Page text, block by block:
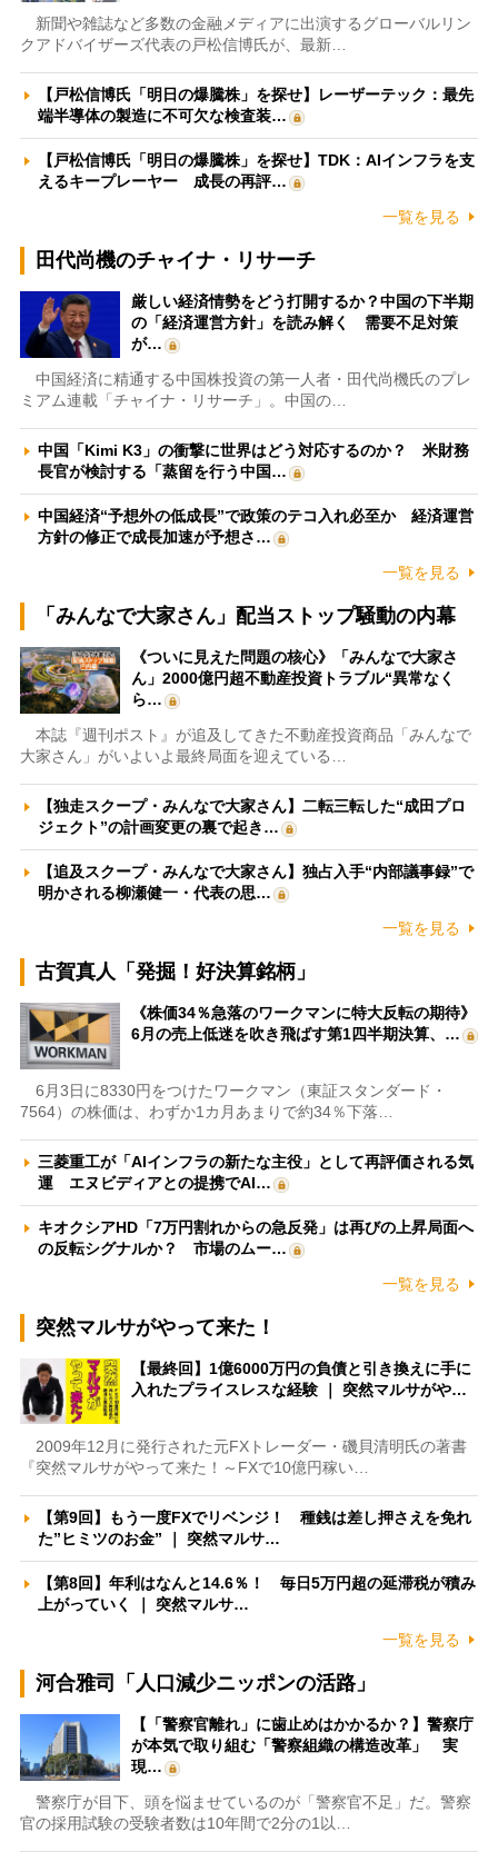
新聞や雑誌など多数の金融メディアに出演するグローバルリン
クアドバイザーズ代表の戸松信博氏が、最新…
【戸松信博氏「明日の爆騰株」を探せ】レーザーテック：最先
端半導体の製造に不可欠な検査装…
【戸松信博氏「明日の爆騰株」を探せ】TDK：AIインフラを支
えるキープレーヤー 成長の再評…
一覧を見る
田代尚機のチャイナ・リサーチ
厳しい経済情勢をどう打開するか？中国の下半期
の「経済運営方針」を読み解く 需要不足対策
が…
中国経済に精通する中国株投資の第一人者・田代尚機氏のプレ
ミアム連載「チャイナ・リサーチ」。中国の…
中国「Kimi K3」の衝撃に世界はどう対応するのか？ 米財務
長官が検討する「蒸留を行う中国…
中国経済“予想外の低成長”で政策のテコ入れ必至か 経済運営
方針の修正で成長加速が予想さ…
一覧を見る
「みんなで大家さん」配当ストップ騒動の内幕
《ついに見えた問題の核心》「みんなで大家さ
ん」2000億円超不動産投資トラブル“異常なく
ら…
本誌『週刊ポスト』が追及してきた不動産投資商品「みんなで
大家さん」がいよいよ最終局面を迎えている…
【独走スクープ・みんなで大家さん】二転三転した“成田プロ
ジェクト”の計画変更の裏で起き…
【追及スクープ・みんなで大家さん】独占入手“内部議事録”で
明かされる柳瀬健一・代表の思…
一覧を見る
古賀真人「発掘！好決算銘柄」
《株価34％急落のワークマンに特大反転の期待》
6月の売上低迷を吹き飛ばす第1四半期決算、…
6月3日に8330円をつけたワークマン（東証スタンダード・
7564）の株価は、わずか1カ月あまりで約34％下落…
三菱重工が「AIインフラの新たな主役」として再評価される気
運 エヌビディアとの提携でAI…
キオクシアHD「7万円割れからの急反発」は再びの上昇局面へ
の反転シグナルか？ 市場のムー…
一覧を見る
突然マルサがやって来た！
【最終回】1億6000万円の負債と引き換えに手に
入れたプライスレスな経験 ｜ 突然マルサがや…
2009年12月に発行された元FXトレーダー・磯貝清明氏の著書
『突然マルサがやって来た！～FXで10億円稼い…
【第9回】もう一度FXでリベンジ！ 種銭は差し押さえを免れ
た”ヒミツのお金” ｜ 突然マルサ…
【第8回】年利はなんと14.6％！ 毎日5万円超の延滞税が積み
上がっていく ｜ 突然マルサ…
一覧を見る
河合雅司「人口減少ニッポンの活路」
【「警察官離れ」に歯止めはかかるか？】警察庁
が本気で取り組む「警察組織の構造改革」 実
現…
警察庁が目下、頭を悩ませているのが「警察官不足」だ。警察
官の採用試験の受験者数は10年間で2分の1以…